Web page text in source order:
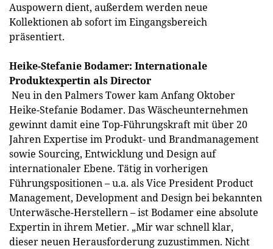
Auspowern dient, außerdem werden neue
Kollektionen ab sofort im Eingangsbereich
präsentiert.
Heike-Stefanie Bodamer: Internationale
Produktexpertin als Director
Neu in den Palmers Tower kam Anfang Oktober
Heike-Stefanie Bodamer. Das Wäscheunternehmen
gewinnt damit eine Top-Führungskraft mit über 20
Jahren Expertise im Produkt- und Brandmanagement
sowie Sourcing, Entwicklung und Design auf
internationaler Ebene. Tätig in vorherigen
Führungspositionen – u.a. als Vice President Product
Management, Development and Design bei bekannten
Unterwäsche-Herstellern – ist Bodamer eine absolute
Expertin in ihrem Metier. „Mir war schnell klar,
dieser neuen Herausforderung zuzustimmen. Nicht